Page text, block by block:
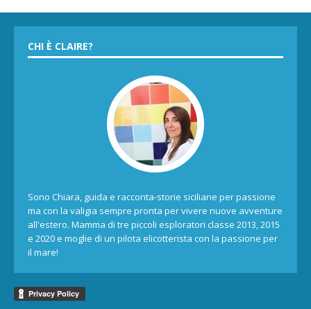
CHI È CLAIRE?
Sono Chiara, guida e racconta-storie siciliane per passione
ma con la valigia sempre pronta per vivere nuove avventure
all'estero. Mamma di tre piccoli esploratori classe 2013, 2015
e 2020 e moglie di un pilota elicotterista con la passione per
il mare!